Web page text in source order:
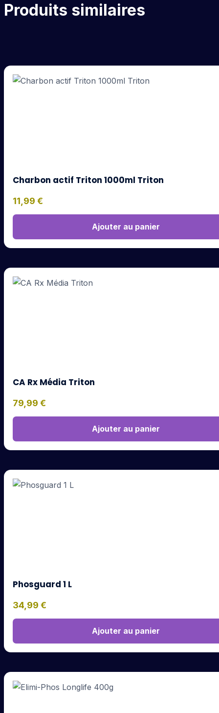
Produits similaires
Charbon actif Triton 1000ml Triton
11,99 €
Ajouter au panier
CA Rx Média Triton
79,99 €
Ajouter au panier
Phosguard 1 L
34,99 €
Ajouter au panier